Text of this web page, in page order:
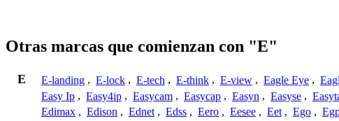
Otras marcas que comienzan con "E"
E E-landing , E-lock , E-tech , E-think , E-view , Eagle Eye ,
Easy Ip , Easy4ip , Easycam , Easycap , Easyn , Easyse ,
Edimax , Edison , Ednet , Edss , Eero , Eesee , Eet , Ego ,